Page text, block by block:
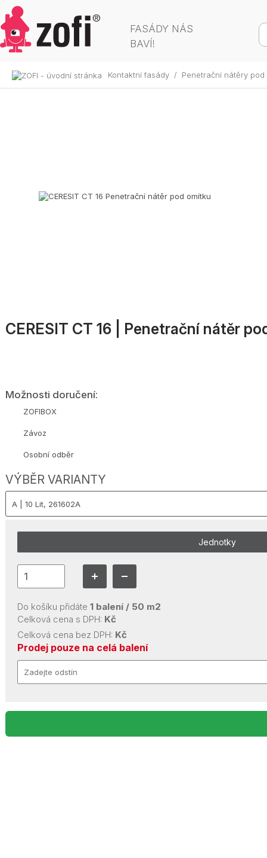
FASÁDY NÁS
BAVÍ!
Kontaktní fasády / Penetrační nátěry pod
CERESIT CT 16 | Penetrační nátěr
Možnosti doručení:
ZOFIBOX
Závoz
Osobní odběr
VÝBĚR VARIANTY
Jednotky
Do košíku přidáte 1 balení / 50 m2
Celková cena s DPH: Kč
Celková cena bez DPH: Kč
Prodej pouze na celá balení